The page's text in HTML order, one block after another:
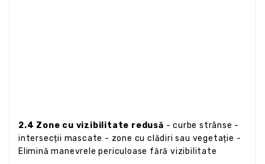
2.4 Zone cu vizibilitate redusă - curbe strânse -
intersecții mascate - zone cu clădiri sau vegetație -
Elimină manevrele periculoase fără vizibilitate